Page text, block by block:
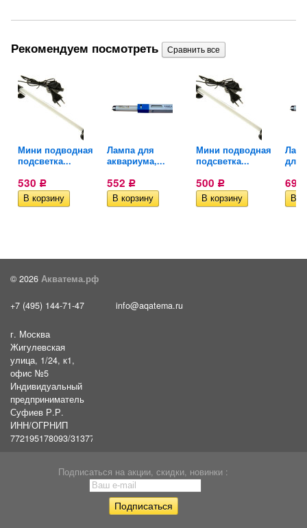
Рекомендуем посмотреть
Мини подводная
подсветка...
530 Р
Лампа для
аквариума,...
552 Р
Мини подводная
подсветка...
500 Р 691
© 2026 Акватема.рф
+7 (495) 144-71-47 info@aqatema.ru
г. Москва
Жигулевская
улица, 1/24, к1,
офис №5
Индивидуальный
предприниматель
Суфиев Р.Р.
ИНН/ОГРНИП
772195178093/31377461610054
Подписаться на акции, скидки, новинки :